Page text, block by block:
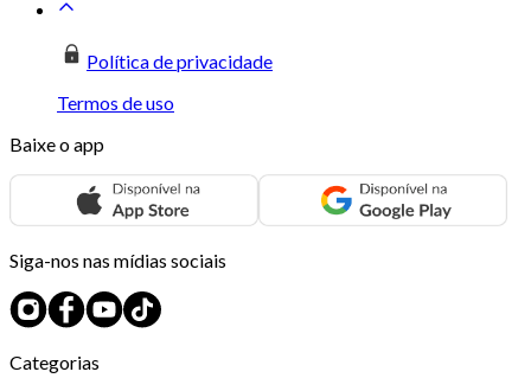
Política de privacidade
Termos de uso
Baixe o app
Siga-nos nas mídias sociais
Categorias